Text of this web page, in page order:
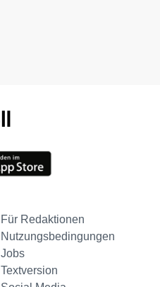
Für Redaktionen
Nutzungsbedingungen
Jobs
Textversion